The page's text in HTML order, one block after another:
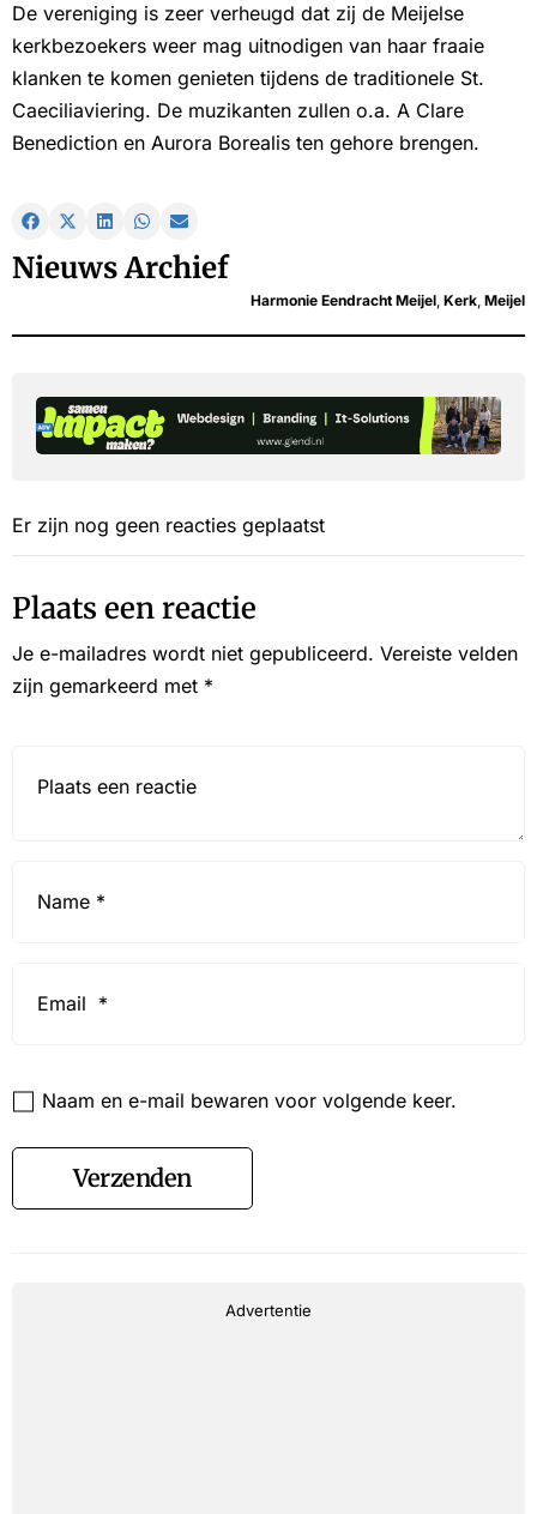
De vereniging is zeer verheugd dat zij de Meijelse
kerkbezoekers weer mag uitnodigen van haar fraaie
klanken te komen genieten tijdens de traditionele St.
Caeciliaviering. De muzikanten zullen o.a. A Clare
Benediction en Aurora Borealis ten gehore brengen.
Nieuws Archief
Harmonie Eendracht Meijel, Kerk, Meijel
Er zijn nog geen reacties geplaatst
Plaats een reactie
Je e-mailadres wordt niet gepubliceerd. Vereiste velden
zijn gemarkeerd met *
Naam en e-mail bewaren voor volgende keer.
Verzenden
Advertentie